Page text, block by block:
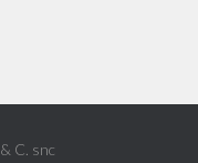
C. snc